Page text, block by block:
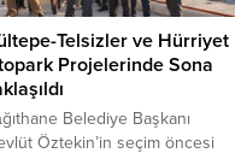
el örgülerine,
tablolara,
Telsizler ve Hürriyet
Projelerinde Sona
Belediye Başkanı
Öztekin’in seçim öncesi